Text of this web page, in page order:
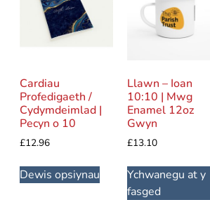
Cardiau
Profedigaeth /
Cydymdeimlad |
Pecyn o 10
£12.96
Dewis opsiynau
Llawn – Ioan
10:10 | Mwg
Enamel 12oz
Gwyn
£13.10
Ychwanegu at y
fasged